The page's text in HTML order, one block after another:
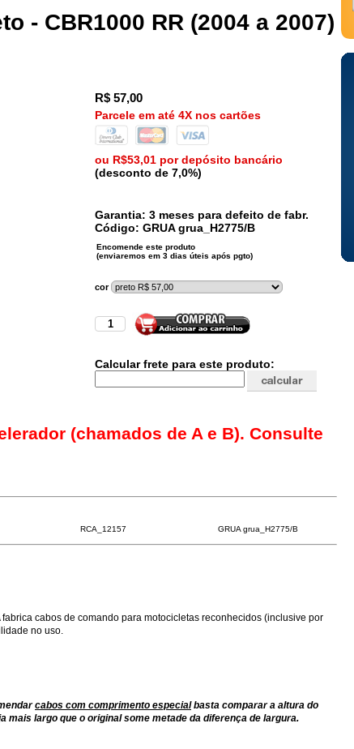
- CBR1000 RR (2004 a 2007)
R$57,00
Parcele em até 4X nos cartões
ou R$53,01 por depósito bancário
(desconto de 7,0%)
Garantia: 3 meses para defeito de fabr.
Código:GRUAgrua_H2775/B
cor
Calcular frete para este produto:
(chamados de A e B). Consulte
RCA_12157 GRUA grua_H2775/B
fabrica cabos de comando para motocicletas reconhecidos (inclusive por
no uso.
cabos com comprimento especialbasta comparar a altura do
mais largo que o original some metade da diferença de largura.